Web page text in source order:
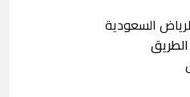
السعودية